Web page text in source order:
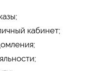
кабинет;